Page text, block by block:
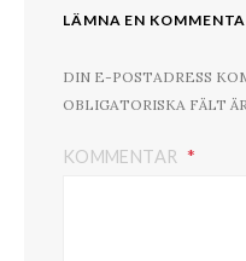
LÄMNA EN
DIN E-POSTADRESS
OBLIGATORISKA FÄLT
KOMMENTAR